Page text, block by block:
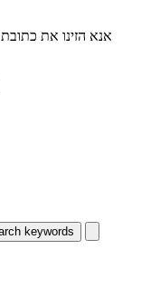
אנא הזינו את